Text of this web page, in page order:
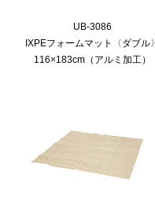
UB-3086
IXPEフォームマット〈ダブル〉
116×183cm（アルミ加工）